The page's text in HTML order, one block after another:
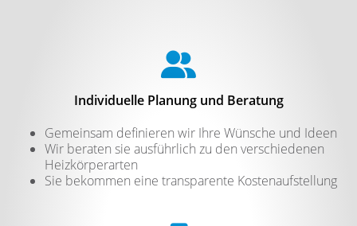
Individuelle Planung und Beratung
Gemeinsam definieren wir Ihre Wünsche und Ideen
Wir beraten sie ausführlich zu den verschiedenen
Heizkörperarten
Sie bekommen eine transparente Kostenaufstellung